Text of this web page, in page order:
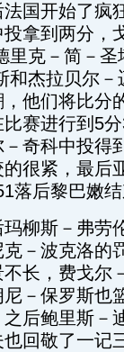
开始了疯
拿到两分，
里克－简－
和杰拉贝尔
他们将比分
赛进行到5
奇科中投得
很紧，最后
落后黎巴嫩
斯－弗劳
－波克洛的
长，费戈尔
－保罗斯也
后鲍里斯－
回敬了一记